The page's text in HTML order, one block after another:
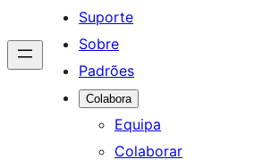
Suporte
Sobre
Padrões
Colabora
Equipa
Colaborar